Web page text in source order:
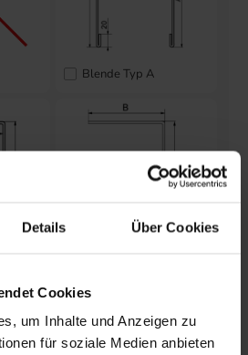
Details Über Cookies
Cookies
um Inhalte und Anzeigen zu
für soziale Medien anbieten
Blende Typ A